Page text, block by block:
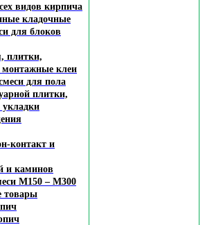
видов кирпича
кладочные
для блоков
плитки,
монтажные клеи
для пола
плитки,
контакт и
и каминов
М150 – М300
товары